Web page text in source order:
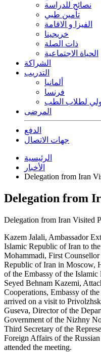
نصائح للدراسة
تأمين طبي
الفيزا و الاقامة
خريجينا
ذات الصلة
الحياة الاجتماعية
الشراكة
التدريب
ألمانيا
فرنسا
لطلاب الطب
المرضى
الدفع
جهات الاتصال
الرئيسية
الأخبار
Delegation from Iran
Delegation from
Delegation from Iran Visited
Kazem Jalali, Ambassador
Islamic Republic of Iran to
Mohammadi, First
Republic of Iran in Moscow,
of the Embassy of the
Seyed Behnam Kazemi,
Cooperations, Embassy of
arrived on a visit to
Guseva, Director of the
Government of the Nizhny
Third Secretary of the
Foreign Affairs of the
attended the meeting.